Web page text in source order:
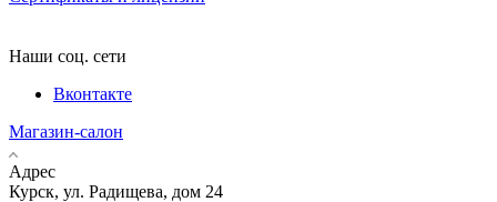
Наши соц. сети
Вконтакте
Магазин-салон
Адрес
Курск, ул. Радищева, дом 24